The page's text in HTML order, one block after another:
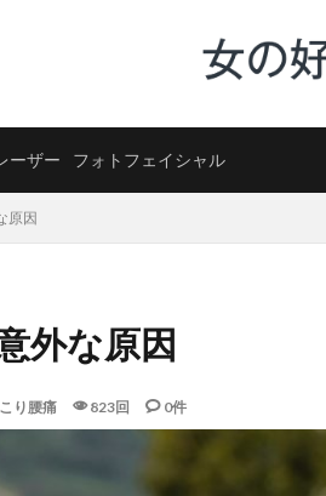
ーザー フォトフェイシャル
原因
外な原因
り腰痛 823回 0件